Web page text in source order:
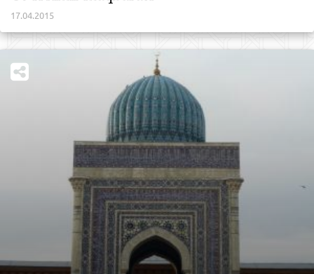
17.04.2015